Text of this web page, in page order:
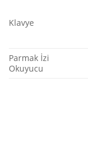
Klavye
Parmak İzi
Okuyucu